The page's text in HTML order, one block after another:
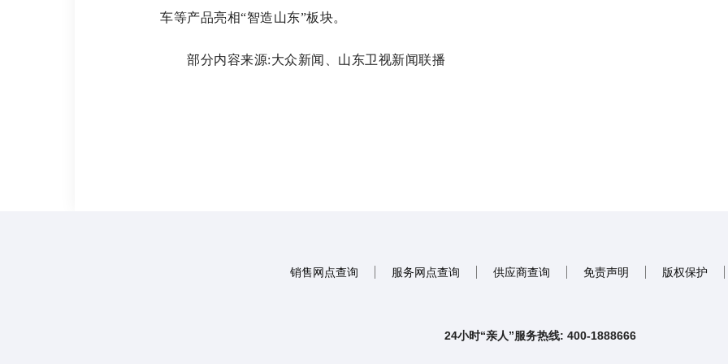
车等产品亮相“智造山东”板块。
部分内容来源:大众新闻、山东卫视新闻联播
销售网点查询 服务网点查询 供应商查询 免责声明 版权保护
24小时“亲人”服务热线: 400-1888666